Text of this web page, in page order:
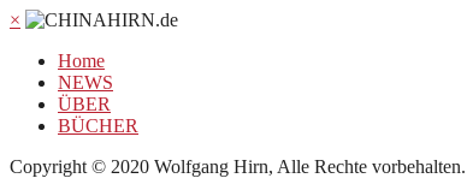
×
Home
NEWS
ÜBER
BÜCHER
Copyright © 2020 Wolfgang Hirn, Alle Rechte vorbehalten.